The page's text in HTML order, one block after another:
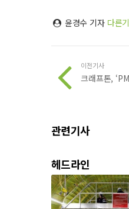
윤경수 기자 다른
이전기사
크래프톤,
관련기사
헤드라인